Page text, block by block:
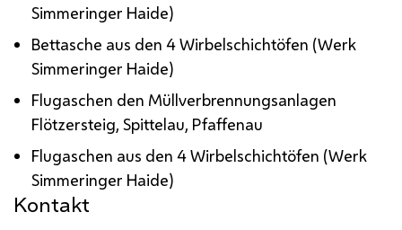
Simmeringer Haide)
Bettasche aus den 4 Wirbelschichtöfen (Werk
Simmeringer Haide)
Flugaschen den Müllverbrennungsanlagen
Flötzersteig, Spittelau, Pfaffenau
Flugaschen aus den 4 Wirbelschichtöfen (Werk
Simmeringer Haide)
Kontakt